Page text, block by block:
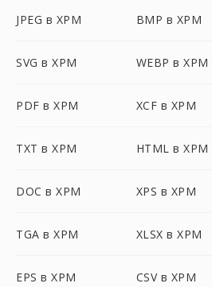
JPEG в XPM BMP в XPM
SVG в XPM WEBP в XPM
PDF в XPM XCF в XPM
TXT в XPM HTML в XPM
DOC в XPM XPS в XPM
TGA в XPM XLSX в XPM
EPS в XPM CSV в XPM